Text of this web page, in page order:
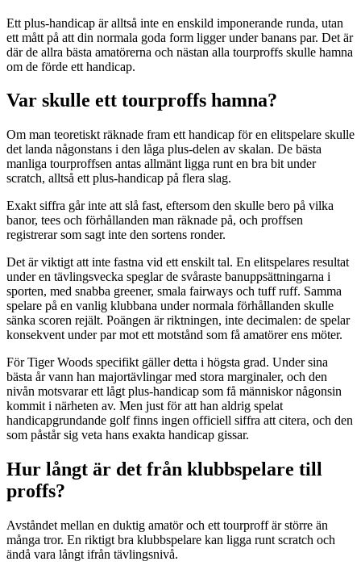
Ett plus-handicap är alltså inte en enskild imponerande runda, utan
ett mått på att din normala goda form ligger under banans par. Det är
där de allra bästa amatörerna och nästan alla tourproffs skulle hamna
om de förde ett handicap.
Var skulle ett tourproffs hamna?
Om man teoretiskt räknade fram ett handicap för en elitspelare skulle
det landa någonstans i den låga plus-delen av skalan. De bästa
manliga tourproffsen antas allmänt ligga runt en bra bit under
scratch, alltså ett plus-handicap på flera slag.
Exakt siffra går inte att slå fast, eftersom den skulle bero på vilka
banor, tees och förhållanden man räknade på, och proffsen
registrerar som sagt inte den sortens ronder.
Det är viktigt att inte fastna vid ett enskilt tal. En elitspelares resultat
under en tävlingsvecka speglar de svåraste banuppsättningarna i
sporten, med snabba greener, smala fairways och tuff ruff. Samma
spelare på en vanlig klubbana under normala förhållanden skulle
sänka scoren rejält. Poängen är riktningen, inte decimalen: de spelar
konsekvent under par mot ett motstånd som få amatörer ens möter.
För Tiger Woods specifikt gäller detta i högsta grad. Under sina
bästa år vann han majortävlingar med stora marginaler, och den
nivån motsvarar ett lågt plus-handicap som få människor någonsin
kommit i närheten av. Men just för att han aldrig spelat
handicapgrundande golf finns ingen officiell siffra att citera, och den
som påstår sig veta hans exakta handicap gissar.
Hur långt är det från klubbspelare till
proffs?
Avståndet mellan en duktig amatör och ett tourproff är större än
många tror. En riktigt bra klubbspelare kan ligga runt scratch och
ändå vara långt ifrån tävlingsnivå.